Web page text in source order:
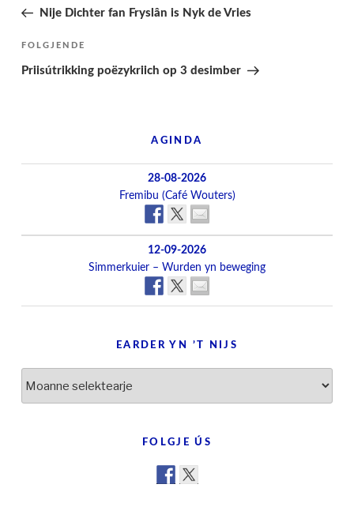
pagina
Nije Dichter fan Fryslân is Nyk de Vries
Folgjend
berjocht
FOLGJENDE
Priisútrikking poëzykriich op 3 desimber
AGINDA
28-08-2026
Fremibu (Café Wouters)
12-09-2026
Simmerkuier – Wurden yn beweging
EARDER YN ’T NIJS
yn
FOLGJE ÚS